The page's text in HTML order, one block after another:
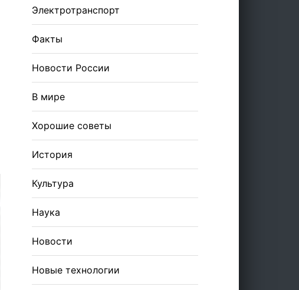
Электротранспорт
Факты
Новости России
В мире
Хорошие советы
История
Культура
Наука
Новости
Новые технологии